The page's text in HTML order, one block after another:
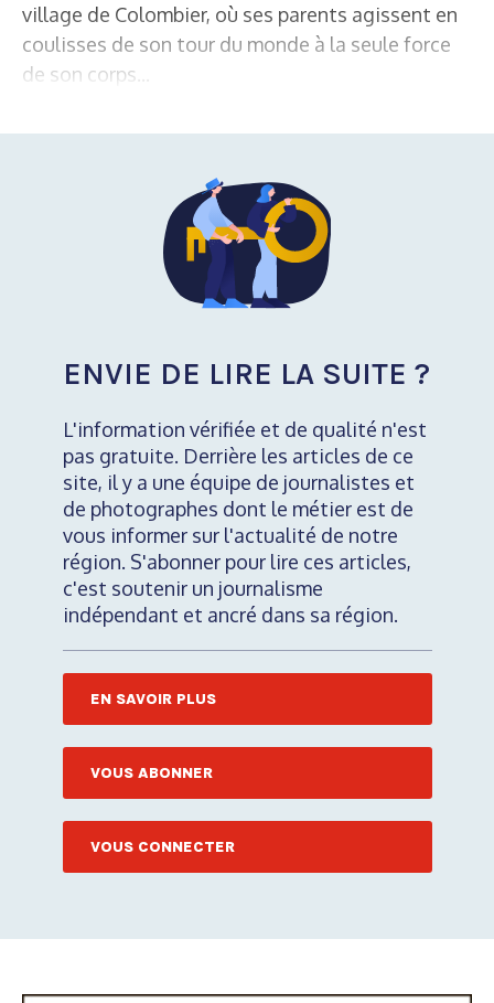
village de Colombier, où ses parents agissent en
coulisses de son tour du monde à la seule force
de son corps...
ENVIE DE LIRE LA SUITE ?
L'information vérifiée et de qualité n'est
pas gratuite. Derrière les articles de ce
site, il y a une équipe de journalistes et
de photographes dont le métier est de
vous informer sur l'actualité de notre
région. S'abonner pour lire ces articles,
c'est soutenir un journalisme
indépendant et ancré dans sa région.
EN SAVOIR PLUS
VOUS ABONNER
VOUS CONNECTER